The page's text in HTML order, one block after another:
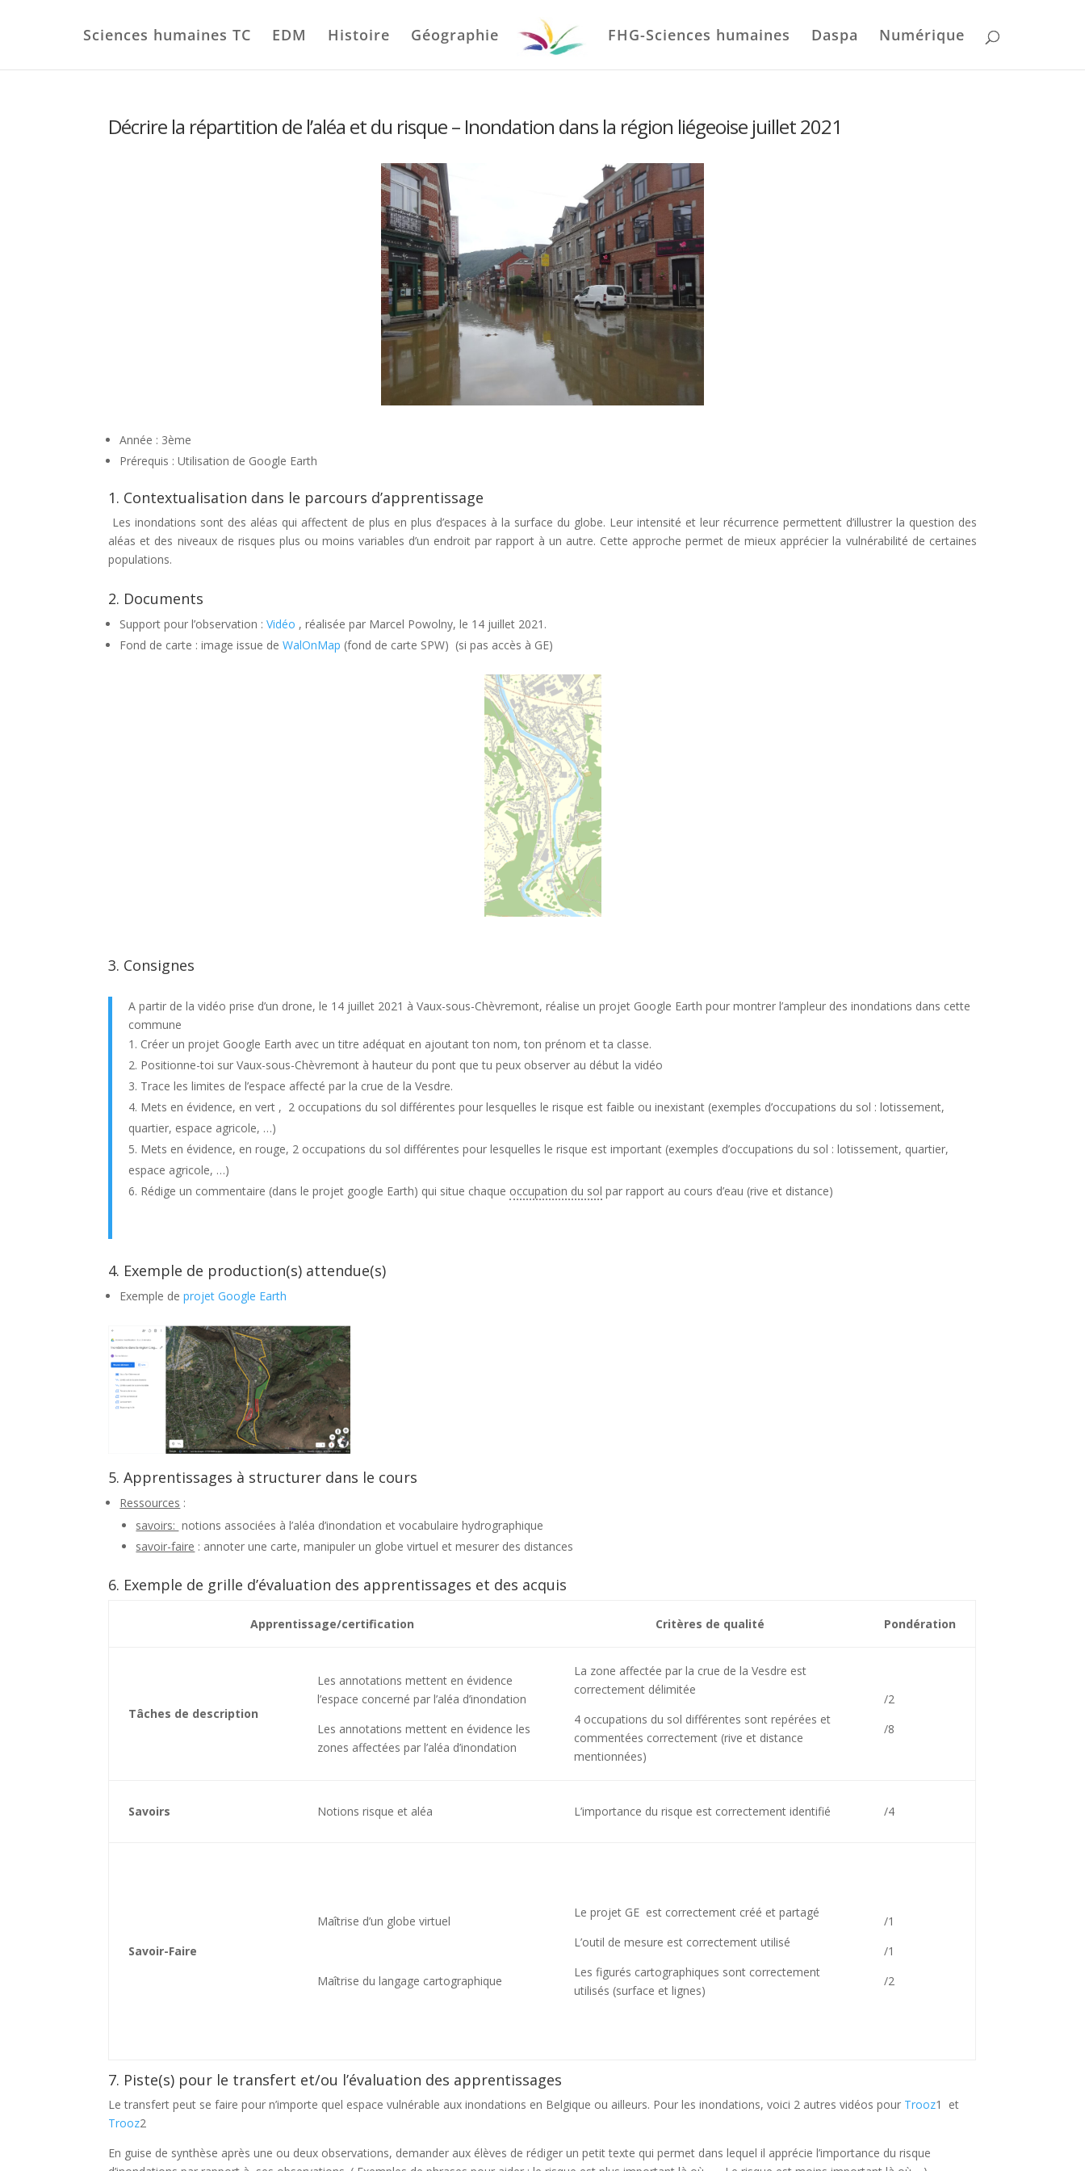
Sciences humaines TC EDM Histoire Géographie FHG-Sciences humaines Daspa Numérique
Décrire la répartition de l’aléa et du risque – Inondation dans la région liégeoise juillet 2021
Année : 3ème
Prérequis : Utilisation de Google Earth
1. Contextualisation dans le parcours d’apprentissage
Les inondations sont des aléas qui affectent de plus en plus d’espaces à la surface du globe. Leur intensité et leur récurrence permettent d’illustrer la question des
aléas et des niveaux de risques plus ou moins variables d’un endroit par rapport à un autre. Cette approche permet de mieux apprécier la vulnérabilité de certaines
populations.
2. Documents
Support pour l’observation : Vidéo , réalisée par Marcel Powolny, le 14 juillet 2021.
Fond de carte : image issue deWalOnMap (fond de carte SPW) (si pas accès à GE)
3. Consignes
A partir de la vidéo prise d’un drone, le 14 juillet 2021 à Vaux-sous-Chèvremont, réalise un projet Google Earth pour montrer l’ampleur des inondations dans cette
commune
Créer un projet Google Earth avec un titre adéquat en ajoutant ton nom, ton prénom et ta classe.
Positionne-toi sur Vaux-sous-Chèvremont à hauteur du pont que tu peux observer au début la vidéo
Trace les limites de l’espace affecté par la crue de la Vesdre.
Mets en évidence, en vert , 2 occupations du sol différentes pour lesquelles le risque est faible ou inexistant (exemples d’occupations du sol : lotissement,
quartier, espace agricole, …)
Mets en évidence, en rouge, 2 occupations du sol différentes pour lesquelles le risque est important (exemples d’occupations du sol : lotissement, quartier,
espace agricole, …)
Rédige un commentaire (dans le projet google Earth) qui situe chaque occupation du sol par rapport au cours d’eau (rive et distance)
4. Exemple de production(s) attendue(s)
Exemple deprojet Google Earth
5. Apprentissages à structurer dans le cours
Ressources :
savoirs: notions associées à l’aléa d’inondation et vocabulaire hydrographique
savoir-faire : annoter une carte, manipuler un globe virtuel et mesurer des distances
6. Exemple de grille d’évaluation des apprentissages et des acquis
Apprentissage/certification Critères de qualité Pondération
Tâches de description
Les annotations mettent en évidence
l’espace concerné par l’aléa d’inondation
Les annotations mettent en évidence les
zones affectées par l’aléa d’inondation
La zone affectée par la crue de la Vesdre est
correctement délimitée
4 occupations du sol différentes sont repérées et
commentées correctement (rive et distance
mentionnées)
/2
/8
Savoirs Notions risque et aléa L’importance du risque est correctement identifié /4
Savoir-Faire
Maîtrise d’un globe virtuel
Maîtrise du langage cartographique
Le projet GE est correctement créé et partagé
L’outil de mesure est correctement utilisé
Les figurés cartographiques sont correctement
utilisés (surface et lignes)
/1
/1
/2
7. Piste(s) pour le transfert et/ou l’évaluation des apprentissages
Le transfert peut se faire pour n’importe quel espace vulnérable aux inondations en Belgique ou ailleurs. Pour les inondations, voici 2 autres vidéos pour Trooz1 et
Trooz2
En guise de synthèse après une ou deux observations, demander aux élèves de rédiger un petit texte qui permet dans lequel il apprécie l’importance du risque